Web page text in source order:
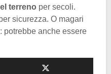
terreno per secoli.
sicurezza. O magari
potrebbe anche essere